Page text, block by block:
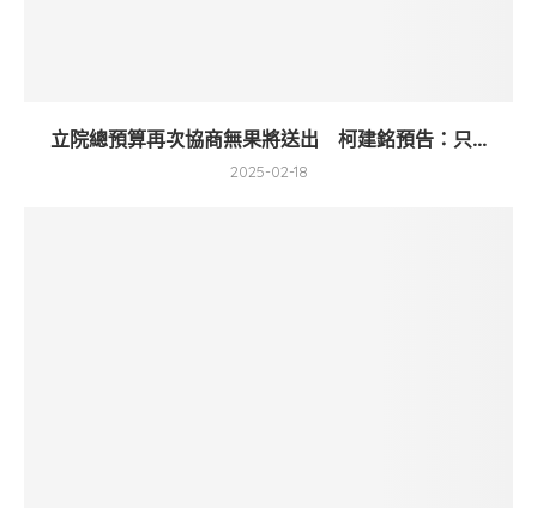
立院總預算再次協商無果將送出 柯建銘預告：只...
2025-02-18